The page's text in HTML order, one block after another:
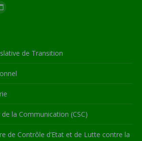
new
de Transition
la Communication (CSC)
de Contrôle d’Etat et de Lutte contre la